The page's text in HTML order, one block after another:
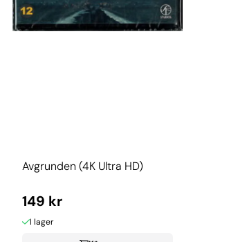
Avgrunden (4K Ultra HD)
149 kr
I lager